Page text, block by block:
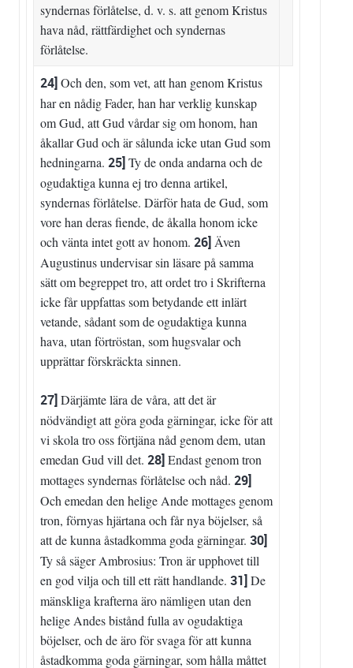
syndernas förlåtelse, d. v. s. att genom Kristus
hava nåd, rättfärdighet och syndernas
förlåtelse.
24] Och den, som vet, att han genom Kristus
har en nådig Fader, han har verklig kunskap
om Gud, att Gud vårdar sig om honom, han
åkallar Gud och är sålunda icke utan Gud som
hedningarna. 25] Ty de onda andarna och de
ogudaktiga kunna ej tro denna artikel,
syndernas förlåtelse. Därför hata de Gud, som
vore han deras fiende, de åkalla honom icke
och vänta intet gott av honom. 26] Även
Augustinus undervisar sin läsare på samma
sätt om begreppet tro, att ordet tro i Skrifterna
icke får uppfattas som betydande ett inlärt
vetande, sådant som de ogudaktiga kunna
hava, utan förtröstan, som hugsvalar och
upprättar förskräckta sinnen.
27] Därjämte lära de våra, att det är
nödvändigt att göra goda gärningar, icke för att
vi skola tro oss förtjäna nåd genom dem, utan
emedan Gud vill det. 28] Endast genom tron
mottages syndernas förlåtelse och nåd. 29]
Och emedan den helige Ande mottages genom
tron, förnyas hjärtana och får nya böjelser, så
att de kunna åstadkomma goda gärningar. 30]
Ty så säger Ambrosius: Tron är upphovet till
en god vilja och till ett rätt handlande. 31] De
mänskliga krafterna äro nämligen utan den
helige Andes bistånd fulla av ogudaktiga
böjelser, och de äro för svaga för att kunna
åstadkomma goda gärningar, som hålla måttet